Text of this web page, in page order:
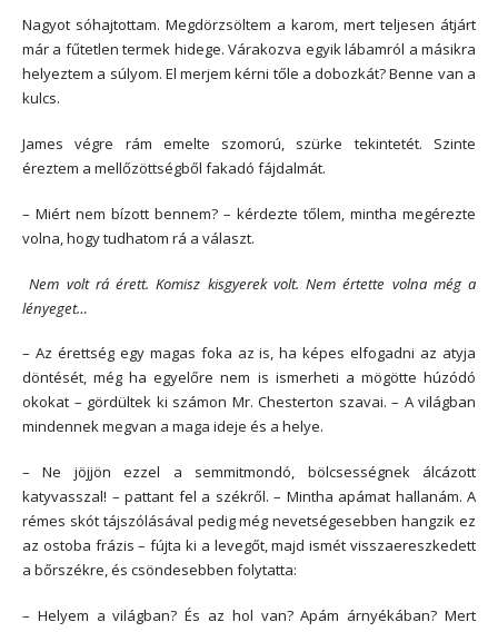
Nagyot sóhajtottam. Megdörzsöltem a karom, mert teljesen átjárt
már a fűtetlen termek hidege. Várakozva egyik lábamról a másikra
helyeztem a súlyom. El merjem kérni tőle a dobozkát? Benne van a
kulcs.
James végre rám emelte szomorú, szürke tekintetét. Szinte
éreztem a mellőzöttségből fakadó fájdalmát.
– Miért nem bízott bennem? – kérdezte tőlem, mintha megérezte
volna, hogy tudhatom rá a választ.
Nem volt rá érett. Komisz kisgyerek volt. Nem értette volna még a
lényeget…
– Az érettség egy magas foka az is, ha képes elfogadni az atyja
döntését, még ha egyelőre nem is ismerheti a mögötte húzódó
okokat – gördültek ki számon Mr. Chesterton szavai. – A világban
mindennek megvan a maga ideje és a helye.
– Ne jöjjön ezzel a semmitmondó, bölcsességnek álcázott
katyvasszal! – pattant fel a székről. – Mintha apámat hallanám. A
rémes skót tájszólásával pedig még nevetségesebben hangzik ez
az ostoba frázis – fújta ki a levegőt, majd ismét visszaereszkedett
a bőrszékre, és csöndesebben folytatta:
– Helyem a világban? És az hol van? Apám árnyékában? Mert